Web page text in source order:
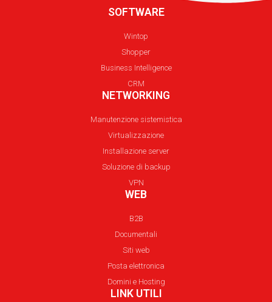
SOFTWARE
Wintop
Shopper
Business Intelligence
CRM
NETWORKING
Manutenzione sistemistica
Virtualizzazione
Installazione server
Soluzione di backup
VPN
WEB
B2B
Documentali
Siti web
Posta elettronica
Domini e Hosting
LINK UTILI